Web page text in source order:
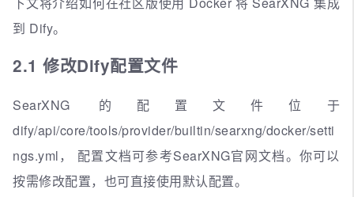
到 Dify。
2.1 修改Dify配置文件
SearXNG 的配置文件位于
dify/api/core/tools/provider/builtin/searxng/docker/setti
ngs.yml， 配置文档可参考SearXNG官网文档。你可以
按需修改配置，也可直接使用默认配置。